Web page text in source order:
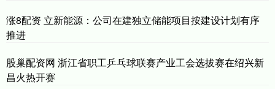
涨8配资 立新能源：公司在建独立储能项目按建设计划有序
推进
股巢配资网 浙江省职工乒乓球联赛产业工会选拔赛在绍兴新
昌火热开赛